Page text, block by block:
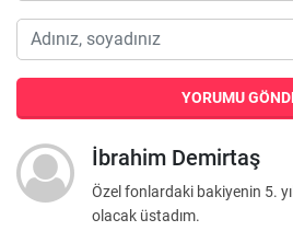
YORUMU
İbrahim Demirtaş
Özel fonlardaki bakiyenin 5.
olacak üstadım.